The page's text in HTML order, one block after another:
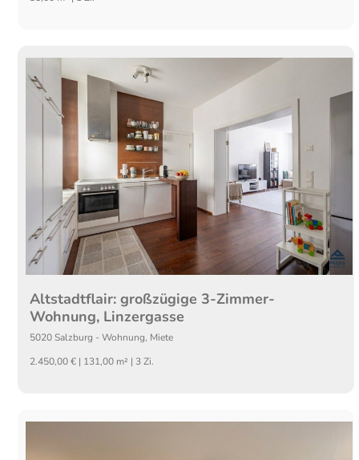
Altstadtflair: großzügige 3-Zimmer-
Wohnung, Linzergasse
5020 Salzburg -Wohnung, Miete
2.450,00 € | 131,00 m² | 3 Zi.